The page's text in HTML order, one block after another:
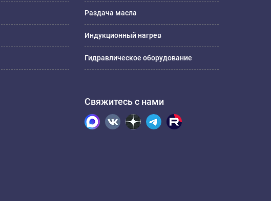
Раздача масла
Индукционный нагрев
Гидравлическое оборудование
Свяжитесь с нами